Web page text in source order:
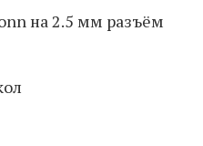
на 2.5 мм разъём